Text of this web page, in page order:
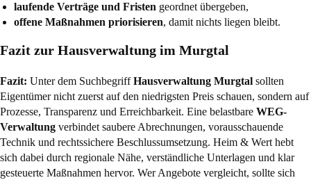
laufende Verträge und Fristen geordnet übergeben,
offene Maßnahmen priorisieren, damit nichts liegen bleibt.
Fazit zur Hausverwaltung im Murgtal
Fazit: Unter dem SuchbegriffHausverwaltung Murgtal sollten
Eigentümer nicht zuerst auf den niedrigsten Preis schauen, sondern auf
Prozesse, Transparenz und Erreichbarkeit. Eine belastbare WEG-
Verwaltung verbindet saubere Abrechnungen, vorausschauende
Technik und rechtssichere Beschlussumsetzung. Heim & Wert hebt
sich dabei durch regionale Nähe, verständliche Unterlagen und klar
gesteuerte Maßnahmen hervor. Wer Angebote vergleicht, sollte sich